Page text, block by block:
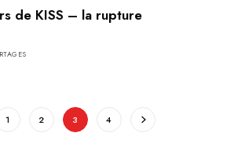
de KISS – la rupture
1 2 3 4